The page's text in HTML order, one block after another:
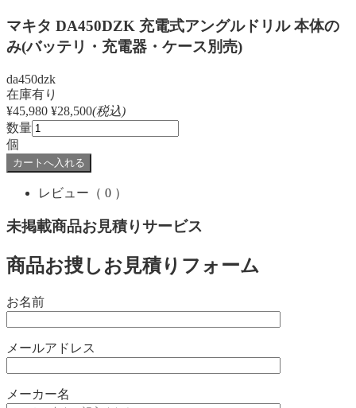
マキタ DA450DZK 充電式アングルドリル 本体の
み(バッテリ・充電器・ケース別売)
da450dzk
在庫有り
¥45,980 ¥28,500(税込)
数量
個
レビュー （ 0 ）
未掲載商品お見積りサービス
商品お捜しお見積りフォーム
お名前
メールアドレス
メーカー名